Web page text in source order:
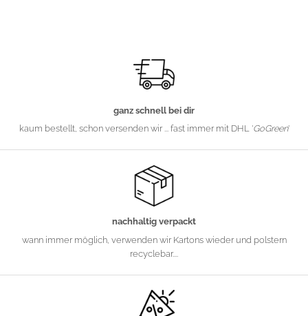
ganz schnell bei dir
kaum bestellt, schon versenden wir ... fast immer mit DHL 'GoGreen'
nachhaltig verpackt
wann immer möglich, verwenden wir Kartons wieder und polstern
recyclebar....